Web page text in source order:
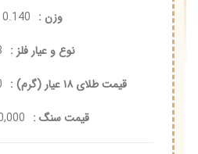
وزن : 0.140
نوع و عیار فلز :
قیمت طلای ۱۸ عیار (گرم) :
قیمت سنگ :